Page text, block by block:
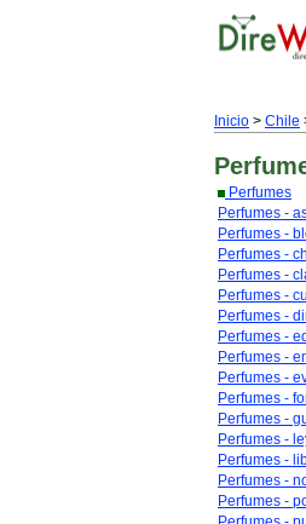
Inicio > Chile
Perfumes
Perfumes -
Perfumes -
Perfumes -
Perfumes -
Perfumes -
Perfumes -
Perfumes -
Perfumes -
Perfumes -
Perfumes -
Perfumes -
Perfumes -
Perfumes -
Perfumes -
Perfumes -